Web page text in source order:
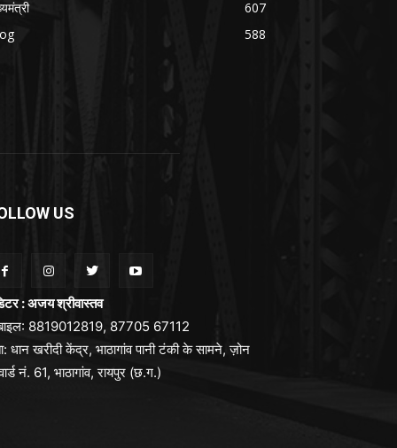
607
588
US
: अजय श्रीवास्तव
8819012819, 87705 67112
धान खरीदी केंद्र, भाठागांव पानी टंकी के सामने, ज़ोन
नं. 61, भाठागांव, रायपुर (छ.ग.)